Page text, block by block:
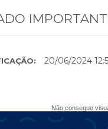
20/06/2024
Não consegue